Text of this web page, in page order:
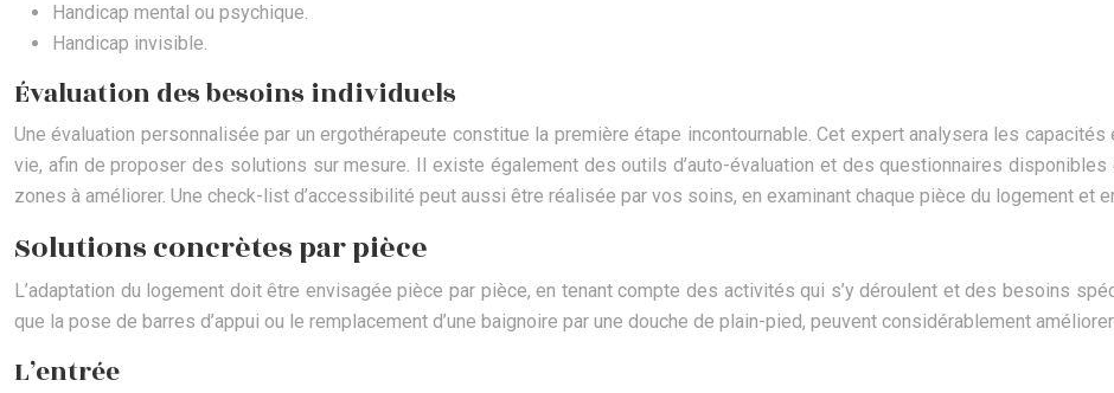
Handicap mental ou psychique.
Handicap invisible.
Évaluation des besoins individuels
Une évaluation personnalisée par un ergothérapeute constitue la première étape incontournable. Cet expert analysera les
vie, afin de proposer des solutions sur mesure. Il existe également des outils d’auto-évaluation et des questionnaires
zones à améliorer. Une check-list d’accessibilité peut aussi être réalisée par vos soins, en examinant chaque pièce du logement et
Solutions concrètes par pièce
L’adaptation du logement doit être envisagée pièce par pièce, en tenant compte des activités qui s’y déroulent et des besoins
que la pose de barres d’appui ou le remplacement d’une baignoire par une douche de plain-pied, peuvent considérablement
L’entrée